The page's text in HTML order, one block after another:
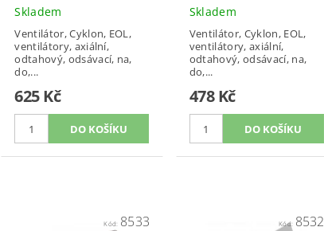
Skladem
Ventilátor, Cyklon, EOL,
ventilátory, axiální,
odtahový, odsávací, na,
do,...
625 Kč
Skladem
Ventilátor, Cyklon, EOL,
ventilátory, axiální,
odtahový, odsávací, na,
do,...
478 Kč
Kód: 8533 Kód: 8532